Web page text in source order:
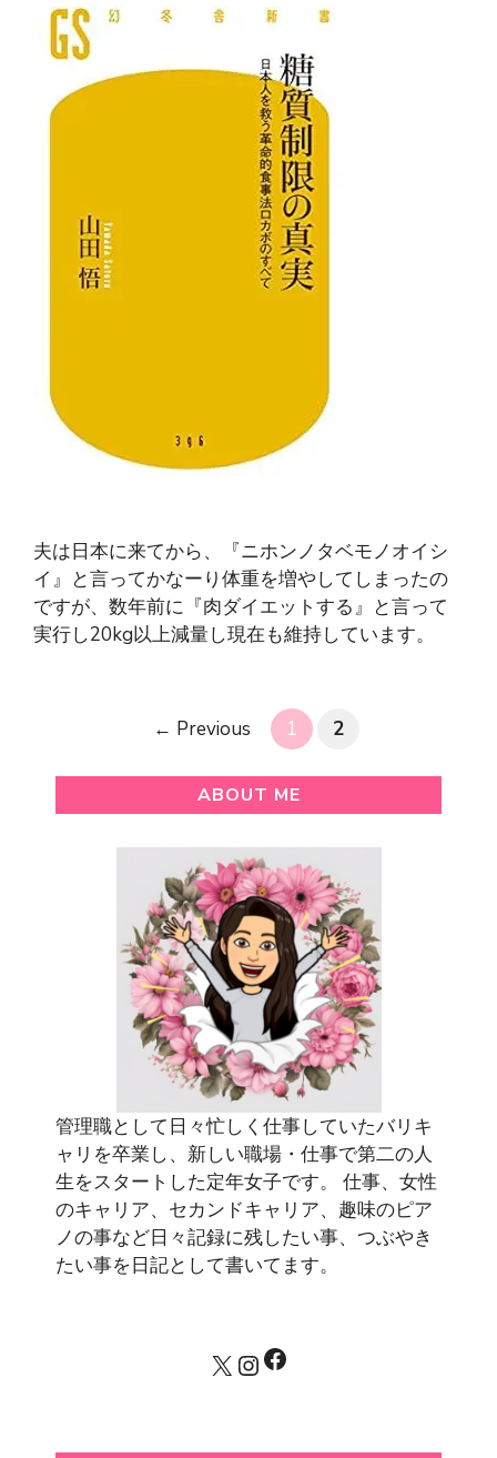
夫は日本に来てから、『ニホンノタベモノオイシ
イ』と言ってかなーり体重を増やしてしまったの
ですが、数年前に『肉ダイエットする』と言って
実行し20kg以上減量し現在も維持しています。
← Previous Page
1 Page
2
ABOUT ME
管理職として日々忙しく仕事していたバリキ
ャリを卒業し、新しい職場・仕事で第二の人
生をスタートした定年女子です。 仕事、女性
のキャリア、セカンドキャリア、趣味のピア
ノの事など日々記録に残したい事、つぶやき
たい事を日記として書いてます。
X Instagram
Facebook